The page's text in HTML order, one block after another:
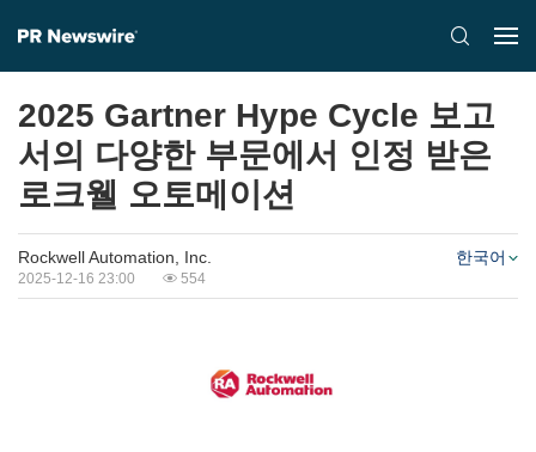
2025 Gartner Hype Cycle 보고
서의 다양한 부문에서 인정 받은
로크웰 오토메이션
Rockwell Automation, Inc.
2025-12-16 23:00 554
한국어